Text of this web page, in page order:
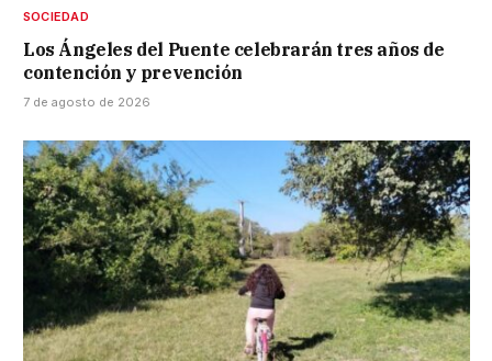
SOCIEDAD
Los Ángeles del Puente celebrarán tres años de
contención y prevención
7 de agosto de 2026